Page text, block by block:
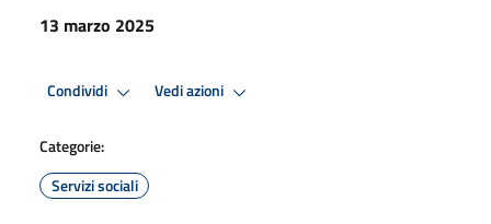
13 marzo 2025
Condividi Vedi azioni
Categorie:
Servizi sociali